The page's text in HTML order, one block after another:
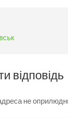
відповідь
не